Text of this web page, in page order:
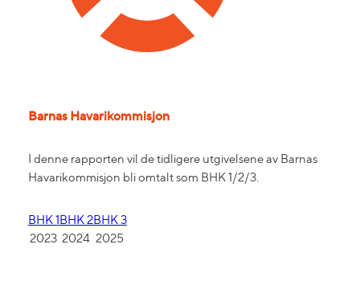
Barnas Havarikommisjon
I denne rapporten vil de tidligere utgivelsene av Barnas
Havarikommisjon bli omtalt som BHK 1/2/3.
BHK 1
2023
BHK 2
2024
BHK 3
2025